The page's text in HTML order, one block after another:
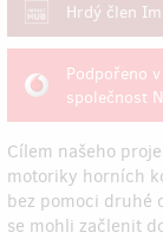
Hrdý člen
Podpořeno
společnost
Cílem našeho
motoriky horních
bez pomoci druhé
se mohli začlenit